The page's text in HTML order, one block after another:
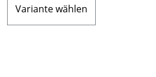
Variante wählen